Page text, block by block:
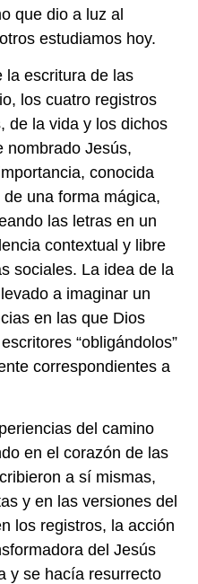
que dio a luz al
estudiamos hoy.
la escritura de las
los cuatro registros
de la vida y los dichos
nombrado Jesús,
conocida
una forma mágica,
las letras en un
contextual y libre
sociales. La idea de la
a imaginar un
en las que Dios
“obligándolos”
correspondientes a
del camino
en el corazón de las
a sí mismas,
y en las versiones del
los registros, la acción
del Jesús
y se hacía resurrecto